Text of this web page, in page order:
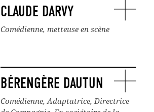
CLAUDE DARVY
Comédienne, metteuse en scène
BÉRENGÈRE DAUTUN
Comédienne, Adaptatrice, Directrice